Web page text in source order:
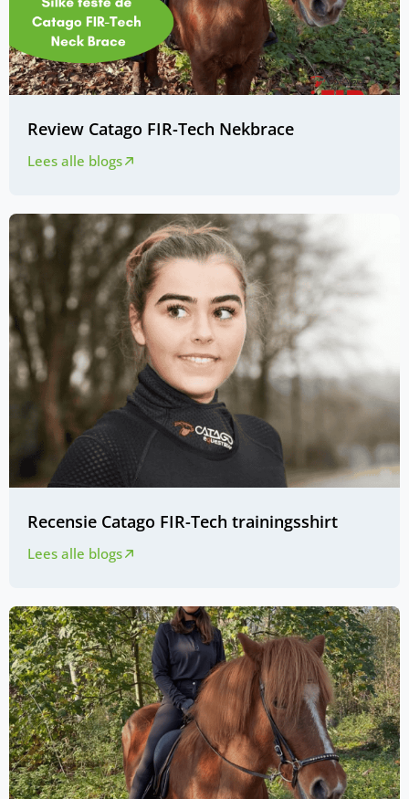
Review Catago FIR-Tech Nekbrace
Lees alle blogs
Recensie Catago FIR-Tech trainingsshirt
Lees alle blogs